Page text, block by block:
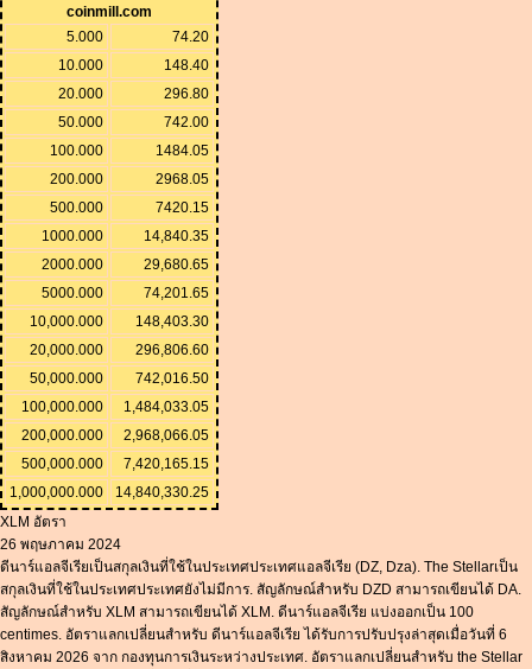
coinmill.com
5.000
74.20
10.000
148.40
20.000
296.80
50.000
742.00
100.000
1484.05
200.000
2968.05
500.000
7420.15
1000.000
14,840.35
2000.000
29,680.65
5000.000
74,201.65
10,000.000
148,403.30
20,000.000
296,806.60
50,000.000
742,016.50
100,000.000
1,484,033.05
200,000.000
2,968,066.05
500,000.000
7,420,165.15
1,000,000.000
14,840,330.25
XLM อัตรา
26 พฤษภาคม 2024
ดีนาร์แอลจีเรียเป็นสกุลเงินที่ใช้ในประเทศประเทศแอลจีเรีย (DZ, Dza). The Stellarเป็น
สกุลเงินที่ใช้ในประเทศประเทศยังไม่มีการ. สัญลักษณ์สำหรับ DZD สามารถเขียนได้ DA.
สัญลักษณ์สำหรับ XLM สามารถเขียนได้ XLM. ดีนาร์แอลจีเรีย แบ่งออกเป็น 100
centimes. อัตราแลกเปลี่ยนสำหรับ ดีนาร์แอลจีเรีย ได้รับการปรับปรุงล่าสุดเมื่อวันที่ 6
สิงหาคม 2026 จาก กองทุนการเงินระหว่างประเทศ. อัตราแลกเปลี่ยนสำหรับ the Stellar